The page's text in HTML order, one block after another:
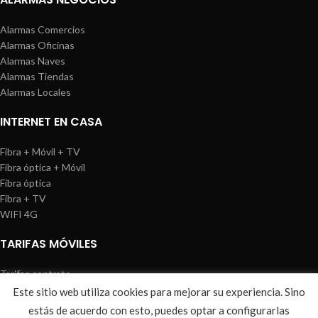
Alarmas Comercios
Alarmas Oficinas
Alarmas Naves
Alarmas Tiendas
Alarmas Locales
INTERNET EN CASA
Fibra + Móvil + TV
Fibra óptica + Móvil
Fibra óptica
Fibra + TV
WIFI 4G
TARIFAS MÓVILES
Tarifas contrato
Tarifas prepago
WIREDOSAFE Aviso Legal Política de Cookies |Sitemap
Este sitio web utiliza cookies para mejorar su experiencia. Sino
estás de acuerdo con esto, puedes optar a configurarlas